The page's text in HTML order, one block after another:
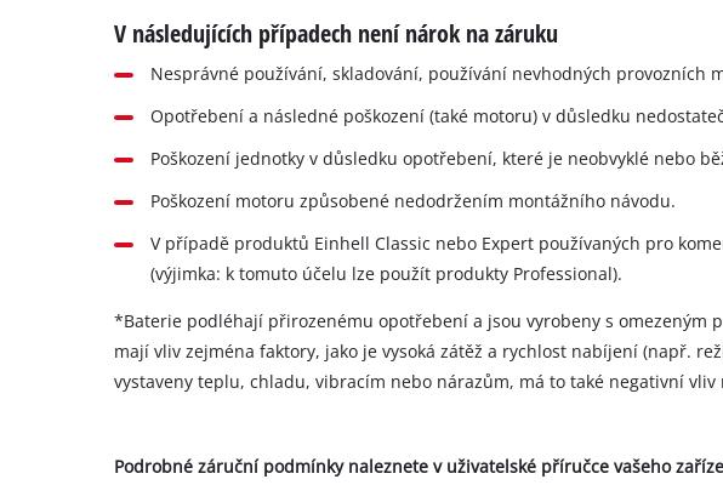
V následujících případech není nárok na záruku
Nesprávné používání, skladování, používání nevhodných provozních
Opotřebení a následné poškození (také motoru) v důsledku
Poškození jednotky v důsledku opotřebení, které je neobvyklé nebo
Poškození motoru způsobené nedodržením montážního návodu.
V případě produktů Einhell Classic nebo Expert používaných pro
(výjimka: k tomuto účelu lze použít produkty Professional).
*Baterie podléhají přirozenému opotřebení a jsou vyrobeny s omezeným
mají vliv zejména faktory, jako je vysoká zátěž a rychlost nabíjení (např.
vystaveny teplu, chladu, vibracím nebo nárazům, má to také negativní
Podrobné záruční podmínky naleznete v uživatelské příručce vašeho